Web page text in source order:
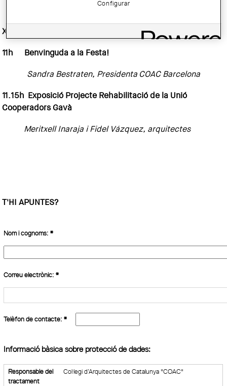
Xerrades
11h Benvinguda a la Festa!
Sandra Bestraten, Presidenta COAC Barcelona
11.15h Exposició Projecte Rehabilitació de la Unió
Cooperadors Gavà
Meritxell Inaraja i Fidel Vázquez, arquitectes
T'HI APUNTES?
Nom i cognoms: *
Correu electrònic: *
Telèfon de contacte: *
Informació bàsica sobre protecció de dades:
Responsable del
tractament
Col·legi d’Arquitectes de Catalunya "COAC"
Configurar